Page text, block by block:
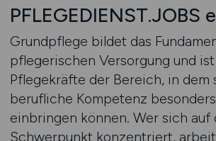
PFLEGEDIENST.JOBS
Grundpflege bildet das
pflegerischen Versorgung und
Pflegekräfte der Bereich, in dem
berufliche Kompetenz
einbringen können. Wer sich auf
Schwerpunkt konzentriert,